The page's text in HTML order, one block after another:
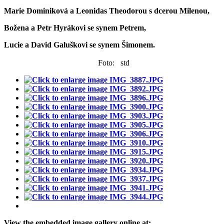
Marie Dominiková a Leonidas Theodorou s dcerou Milenou,
Božena a Petr Hyrákovi se synem Petrem,
Lucie a David Galuškovi se synem Šimonem.
Foto: std